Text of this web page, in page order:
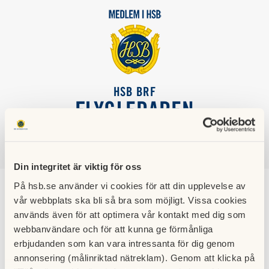
Din integritet är viktig för oss
På hsb.se använder vi cookies för att din upplevelse av
vår webbplats ska bli så bra som möjligt. Vissa cookies
används även för att optimera vår kontakt med dig som
webbanvändare och för att kunna ge förmånliga
erbjudanden som kan vara intressanta för dig genom
annonsering (målinriktad nätreklam). Genom att klicka på
HSB BRF
FLYGLEDAREN
Kamerabevakning
Miljörummet är kamerabevakat. Ändamålet med
kamerabevakningen är att förhindra och åtgärda
brottslighet som består i att miljöfarligt avfall lämnas i